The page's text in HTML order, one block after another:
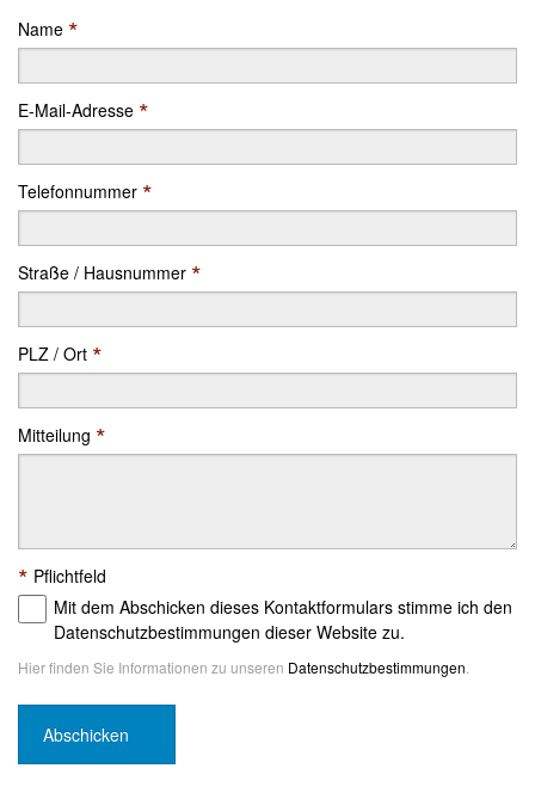
Name *
E-Mail-Adresse *
Telefonnummer *
Straße / Hausnummer *
PLZ / Ort *
Mitteilung *
* Pflichtfeld
Mit dem Abschicken dieses Kontaktformulars stimme ich den
Datenschutzbestimmungen dieser Website zu.
Hier finden Sie Informationen zu unseren Datenschutzbestimmungen